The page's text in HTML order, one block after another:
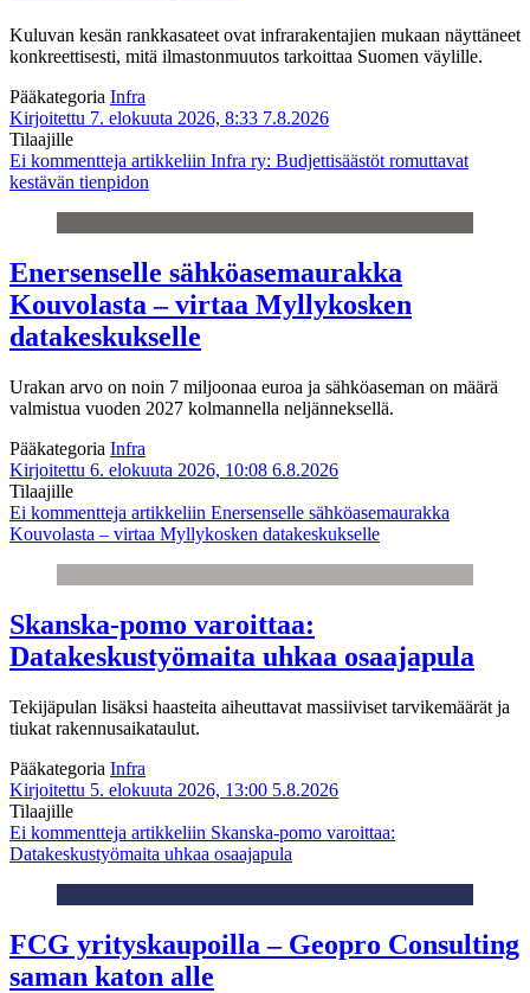
Kuluvan kesän rankkasateet ovat infrarakentajien mukaan näyttäneet
konkreettisesti, mitä ilmastonmuutos tarkoittaa Suomen väylille.
Pääkategoria Infra
Kirjoitettu 7. elokuuta 2026, 8:33 7.8.2026
Tilaajille
Ei kommentteja artikkeliin Infra ry: Budjettisäästöt romuttavat
kestävän tienpidon
Enersenselle sähköasemaurakka
Kouvolasta – virtaa Myllykosken
datakeskukselle
Urakan arvo on noin 7 miljoonaa euroa ja sähköaseman on määrä
valmistua vuoden 2027 kolmannella neljänneksellä.
Pääkategoria Infra
Kirjoitettu 6. elokuuta 2026, 10:08 6.8.2026
Tilaajille
Ei kommentteja artikkeliin Enersenselle sähköasemaurakka
Kouvolasta – virtaa Myllykosken datakeskukselle
Skanska-pomo varoittaa:
Datakeskustyömaita uhkaa osaajapula
Tekijäpulan lisäksi haasteita aiheuttavat massiiviset tarvikemäärät ja
tiukat rakennusaikataulut.
Pääkategoria Infra
Kirjoitettu 5. elokuuta 2026, 13:00 5.8.2026
Tilaajille
Ei kommentteja artikkeliin Skanska-pomo varoittaa:
Datakeskustyömaita uhkaa osaajapula
FCG yrityskaupoilla – Geopro Consulting
saman katon alle